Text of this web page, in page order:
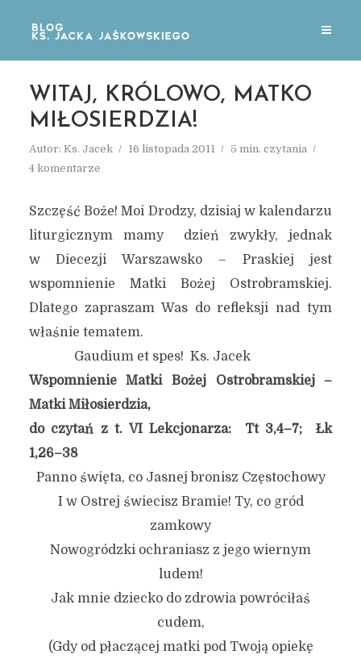
WITAJ, KRÓLOWO, MATKO
MIŁOSIERDZIA!
Autor: Ks. Jacek 16 listopada 2011
5 min. czytania
4 komentarze
Szczęść Boże! Moi Drodzy, dzisiaj w kalendarzu
liturgicznym mamy dzień zwykły, jednak
w Diecezji Warszawsko – Praskiej jest
wspomnienie Matki Bożej Ostrobramskiej.
Dlatego zapraszam Was do refleksji nad tym
właśnie tematem.
Gaudium et spes! Ks. Jacek
Wspomnienie Matki Bożej Ostrobramskiej –
Matki Miłosierdzia,
do czytań z t. VI Lekcjonarza: Tt 3,4–7; Łk
1,26–38
Panno święta, co Jasnej bronisz Częstochowy
I w Ostrej świecisz Bramie! Ty, co gród
zamkowy
Nowogródzki ochraniasz z jego wiernym
ludem!
Jak mnie dziecko do zdrowia powróciłaś
cudem,
(Gdy od płaczącej matki pod Twoją opiekę